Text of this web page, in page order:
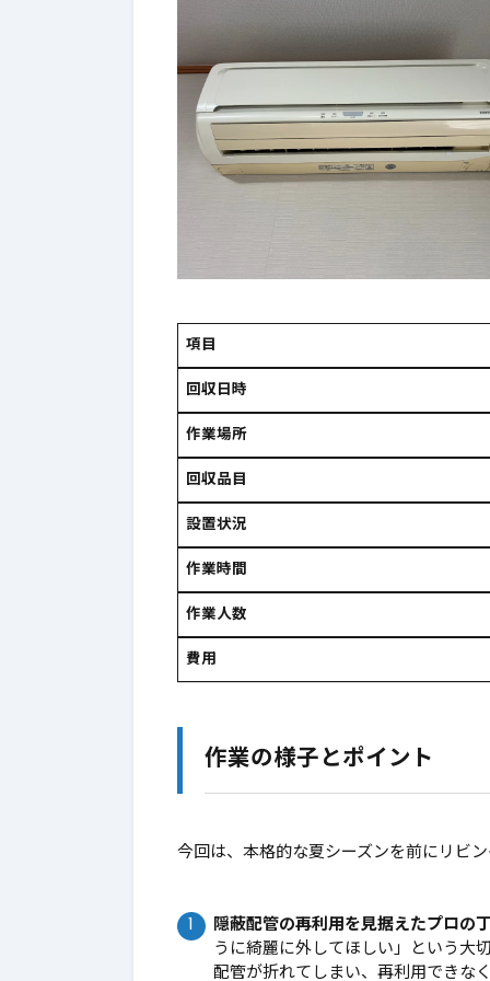
2-2.霧島市エアコン無料回収実績
項目
回収日時
作業場所
回収品目
設置状況
作業時間
作業人数
費用
作業の様子とポイント
今回は、本格的な夏シーズンを前にリビ
隠蔽配管の再利用を見据えたプロの
うに綺麗に外してほしい」という大
配管が折れてしまい、再利用できな